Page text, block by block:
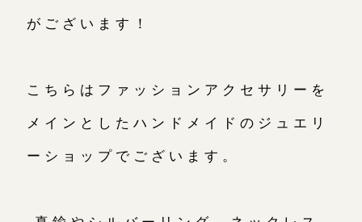
がございます！
こちらはファッションアクセサリーを
メインとしたハンドメイドのジュエリ
ーショップでございます。